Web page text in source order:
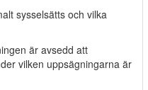
sysselsätts och vilka
är avsedd att
vilken uppsägningarna är